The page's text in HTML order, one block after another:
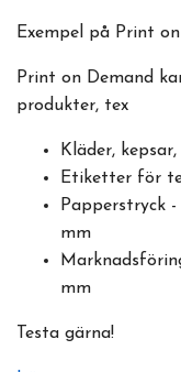
Exempel på Print
Print on Demand
produkter, tex
Kläder,
Etiketter för
Papperstryck
mm
mm
Testa gärna!